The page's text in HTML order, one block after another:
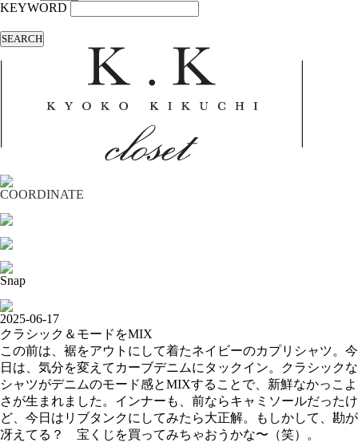
KEYWORD
SEARCH
COORDINATE
Snap
2025-06-17
クラシック＆モードをMIX
この前は、裾をアウトにして着たネイビーのカプリシャツ。今
日は、気分を変えてカーブデニムにタックイン。クラシックな
シャツがデニムのモード感とMIXすることで、新鮮なかっこよ
さが生まれました。インナーも、前ならキャミソールだったけ
ど、今日はリブタンクにしてみたら大正解。もしかして、勘が
冴えてる？ 宝くじを買ってみちゃおうかな〜（笑）。